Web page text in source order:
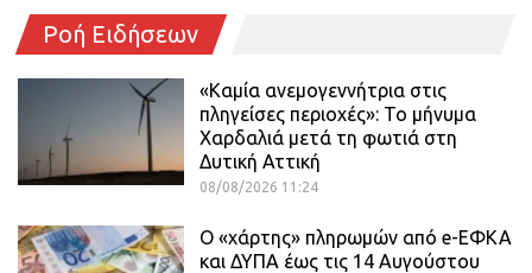
Ροή Ειδήσεων
«Καμία ανεμογεννήτρια στις
πληγείσες περιοχές»: Το μήνυμα
Χαρδαλιά μετά τη φωτιά στη
Δυτική Αττική
08/08/2026 11:24
Ο «χάρτης» πληρωμών από e-ΕΦΚΑ
και ΔΥΠΑ έως τις 14 Αυγούστου